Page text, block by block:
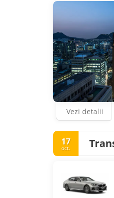
Vezi detalii
17
oct.